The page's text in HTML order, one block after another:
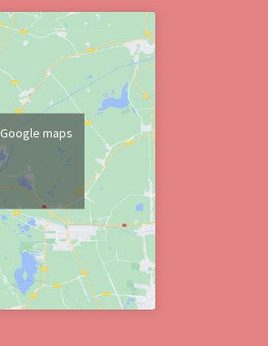
maps